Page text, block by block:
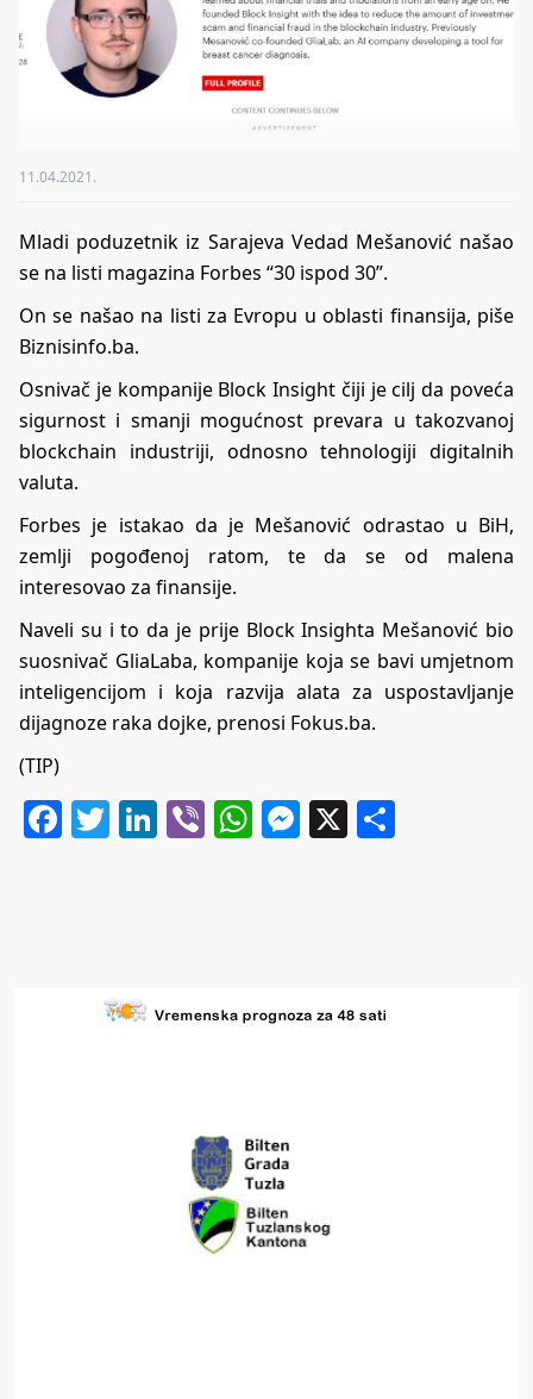
11.04.2021.
Mladi poduzetnik iz Sarajeva Vedad Mešanović našao
se na listi magazina Forbes “30 ispod 30”.
On se našao na listi za Evropu u oblasti finansija, piše
Biznisinfo.ba.
Osnivač je kompanije Block Insight čiji je cilj da poveća
sigurnost i smanji mogućnost prevara u takozvanoj
blockchain industriji, odnosno tehnologiji digitalnih
valuta.
Forbes je istakao da je Mešanović odrastao u BiH,
zemlji pogođenoj ratom, te da se od malena
interesovao za finansije.
Naveli su i to da je prije Block Insighta Mešanović bio
suosnivač GliaLaba, kompanije koja se bavi umjetnom
inteligencijom i koja razvija alata za uspostavljanje
dijagnoze raka dojke, prenosi Fokus.ba.
(TIP)
Facebook
Twitter
LinkedIn
ViberWhatsApp
Messenger
X